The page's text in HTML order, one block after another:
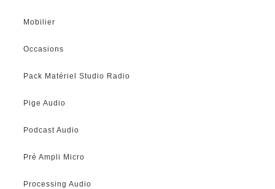
Mobilier
Occasions
Pack Matériel Studio Radio
Pige Audio
Podcast Audio
Pré Ampli Micro
Processing Audio